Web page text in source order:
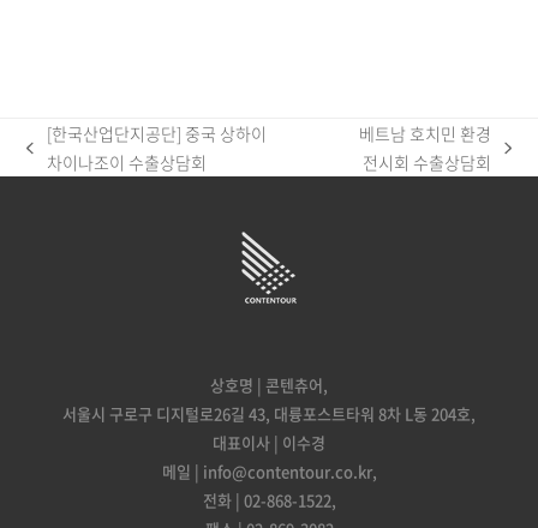
previous
[한국산업단지공단] 중국 상하이
차이나조이 수출상담회
베트남 호치민 환경
전시회 수출상담회
상호명 | 콘텐츄어,
서울시 구로구 디지털로26길 43, 대륭포스트타워 8차 L동 204호,
대표이사 | 이수경
메일 | info@contentour.co.kr,
전화 | 02-868-1522,